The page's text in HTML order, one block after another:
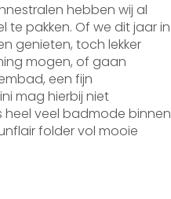
hebben wij al
te pakken. Of we dit jaar in
genieten, toch lekker
mogen, of gaan
een fijn
mag hierbij niet
heel veel badmode binnen
folder vol mooie